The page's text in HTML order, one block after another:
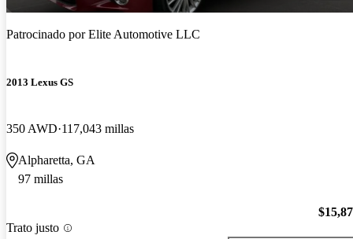
Patrocinado porElite Automotive LLC
2013 Lexus GS
350 AWD 117,043 millas
Alpharetta, GA
97 millas
Trato justo